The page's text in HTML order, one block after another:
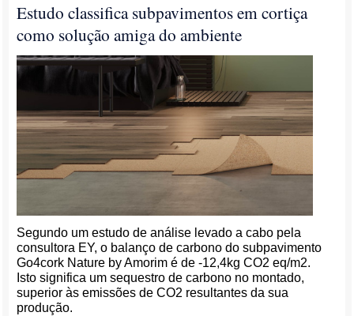
Estudo classifica subpavimentos em cortiça
como solução amiga do ambiente
Segundo um estudo de análise levado a cabo pela
consultora EY, o balanço de carbono do subpavimento
Go4cork Nature by Amorim é de -12,4kg CO2 eq/m2.
Isto significa um sequestro de carbono no montado,
superior às emissões de CO2 resultantes da sua
produção.